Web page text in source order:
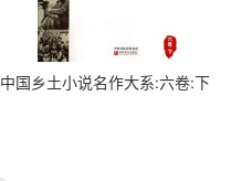
中国乡土小说名作大系:六卷:下